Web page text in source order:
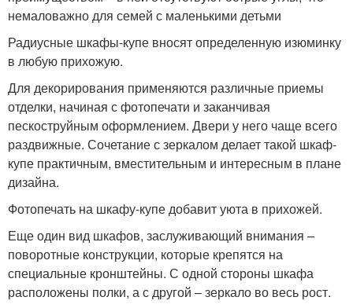
немаловажно для семей с маленькими детьми
Радиусные шкафы-купе вносят определенную изюминку
в любую прихожую.
Для декорирования применяются различные приемы
отделки, начиная с фотопечати и заканчивая
пескоструйным оформлением. Двери у него чаще всего
раздвижные. Сочетание с зеркалом делает такой шкаф-
купе практичным, вместительным и интересным в плане
дизайна.
Фотопечать на шкафу-купе добавит уюта в прихожей.
Еще один вид шкафов, заслуживающий внимания –
поворотные конструкции, которые крепятся на
специальные кронштейны. С одной стороны шкафа
расположены полки, а с другой – зеркало во весь рост.